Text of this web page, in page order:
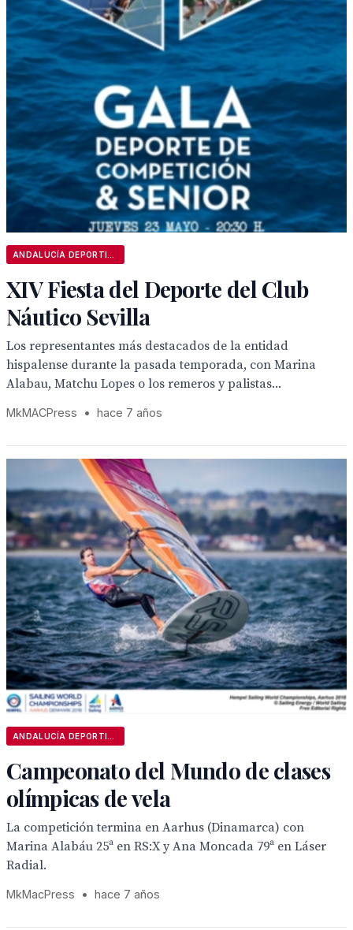
XIV Fiesta del Deporte del Club
Náutico Sevilla
Los representantes más destacados de la entidad
hispalense durante la pasada temporada, con Marina
Alabau, Matchu Lopes o los remeros y palistas...
MkMACPress • hace 7 años
Campeonato del Mundo de clases
olímpicas de vela
La competición termina en Aarhus (Dinamarca) con
Marina Alabáu 25ª en RS:X y Ana Moncada 79ª en Láser
Radial.
MkMacPress • hace 7 años